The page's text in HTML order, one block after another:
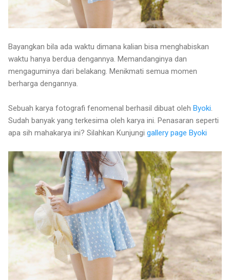
Bayangkan bila ada waktu dimana kalian bisa menghabiskan
waktu hanya berdua dengannya. Memandanginya dan
mengaguminya dari belakang. Menikmati semua momen
berharga dengannya.
Sebuah karya fotografi fenomenal berhasil dibuat oleh Byoki.
Sudah banyak yang terkesima oleh karya ini. Penasaran seperti
apa sih mahakarya ini? Silahkan Kunjungi gallery page Byoki